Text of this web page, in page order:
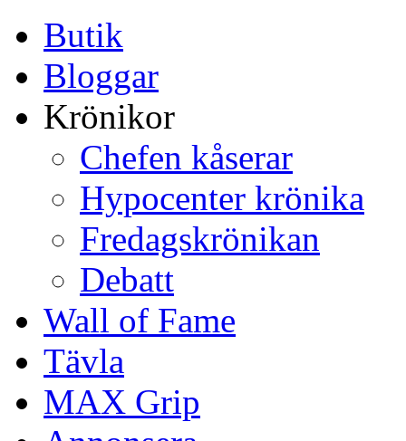
Butik
Bloggar
Krönikor
Chefen kåserar
Hypocenter krönika
Fredagskrönikan
Debatt
Wall of Fame
Tävla
MAX Grip